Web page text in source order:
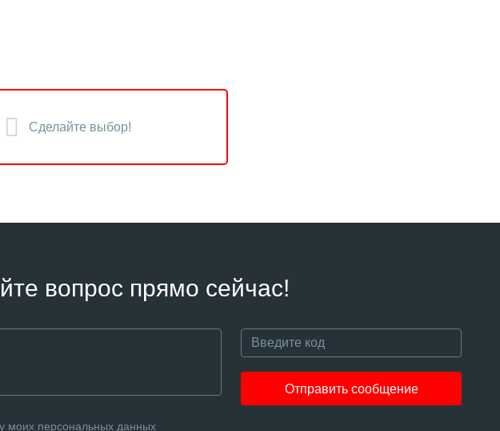
Сделайте выбор!
вопрос прямо сейчас!
Отправить сообщение
моих персональных данных